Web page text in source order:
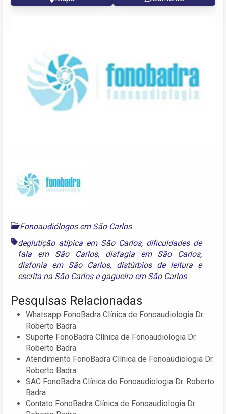
Fonoaudiólogos em São Carlos
deglutição atípica em São Carlos, dificuldades de
fala em São Carlos, disfagia em São Carlos,
disfonia em São Carlos, distúrbios de leitura e
escrita na São Carlosegagueira em São Carlos
Pesquisas Relacionadas
Whatsapp FonoBadra Clínica de Fonoaudiologia Dr.
Roberto Badra
Suporte FonoBadra Clínica de Fonoaudiologia Dr.
Roberto Badra
Atendimento FonoBadra Clínica de Fonoaudiologia Dr.
Roberto Badra
SAC FonoBadra Clínica de Fonoaudiologia Dr. Roberto
Badra
Contato FonoBadra Clínica de Fonoaudiologia Dr.